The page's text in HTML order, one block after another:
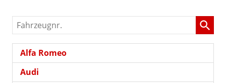
Fahrzeugnr.
Alfa Romeo
Audi